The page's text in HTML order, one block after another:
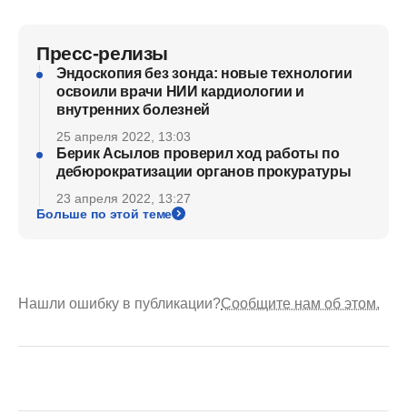
Пресс-релизы
Эндоскопия без зонда: новые технологии
освоили врачи НИИ кардиологии и
внутренних болезней
25 апреля 2022, 13:03
Берик Асылов проверил ход работы по
дебюрократизации органов прокуратуры
23 апреля 2022, 13:27
Больше по этой теме
Нашли ошибку в публикации?Сообщите нам об этом.